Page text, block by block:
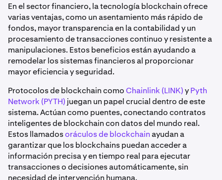
En el sector financiero, la tecnología blockchain ofrece
varias ventajas, como un asentamiento más rápido de
fondos, mayor transparencia en la contabilidad y un
procesamiento de transacciones continuo y resistente a
manipulaciones. Estos beneficios están ayudando a
remodelar los sistemas financieros al proporcionar
mayor eficiencia y seguridad.
Protocolos de blockchain como Chainlink (LINK)yPyth
Network (PYTH) juegan un papel crucial dentro de este
sistema. Actúan como puentes, conectando contratos
inteligentes de blockchain con datos del mundo real.
Estos llamadosoráculos de blockchainayudan a
garantizar que los blockchains puedan acceder a
información precisa y en tiempo real para ejecutar
transacciones o decisiones automáticamente, sin
necesidad de intervención humana.